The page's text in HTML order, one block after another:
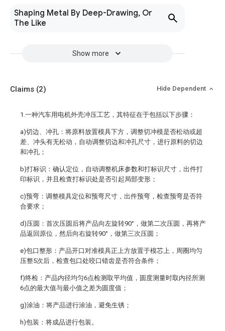
Shaping Metal By Deep-Drawing, Or
The Like
Show more
Claims (2) Hide Dependent
1.一种汽车用电机外壳冲压工艺，其特征在于包括以下步骤：
a)切边、冲孔：将原料放置模具下方，调整切冲模是否松动或超
差、冲头有无松动，自动调整切边和冲孔尺寸，进行原料的切边
和冲孔；
b)打标识：确认定位，自动调整机床参数和打标识尺寸，出件打
印标识，并且检查打标识处是否引起局部变形；
c)预弯：调整模具定位和预弯尺寸，出件预弯，检查预弯是否符
合要求；
d)压圆：首次压圆后将产品向左旋转90°，做第二次压圆，再将产
品返回原位，然后向右旋转90°，做第三次压圆；
e)包口整形：产品开口对准模具正上方放置于模芯上，周圈均匀
压整5次后，检查包口处咬口错齿是否符合条件；
f)终检：产品内径均匀6点检测取平均值，圆度测量时取内径所测
6点的最大值与最小值之差为圆度值；
g)涂油：将产品进行涂油，避免生锈；
h)包装：将成品进行包装。